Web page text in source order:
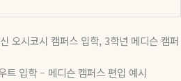
트 입학 – 메디슨 캠퍼스 편입 예시